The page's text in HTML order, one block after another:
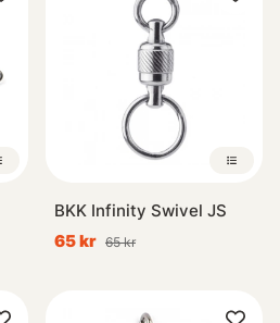
BKK Infinity Swivel JS
65 kr 65 kr